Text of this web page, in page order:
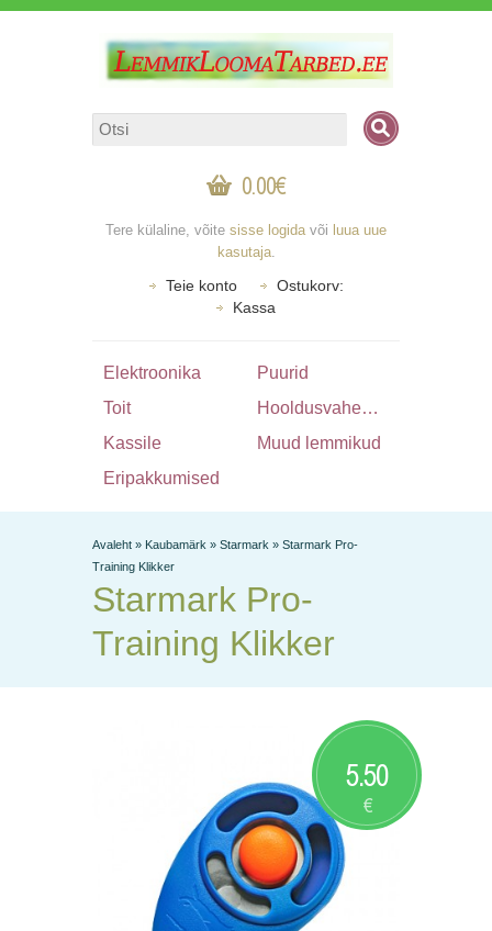
0.00€
Tere külaline, võite sisse logidavõi luua uue
kasutaja.
Teie konto
Ostukorv:
Kassa
Elektroonika
Puurid
Toit
Hooldusvahendid & Tarbed
Kassile
Muud lemmikud
Eripakkumised
Avaleht » Kaubamärk » Starmark » Starmark Pro-
Training Klikker
Starmark Pro-
Training Klikker
5.50
€